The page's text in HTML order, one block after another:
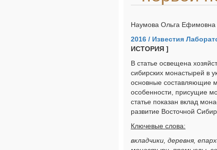
Наумова Ольга Ефимовна
2016 / Известия
ИСТОРИЯ ]
В статье освещена
сибирских монастырей в
основные составляющие
особенности, присущие
статье показан вклад
развитие Восточной
Ключевые слова:
вкладчики, деревня,